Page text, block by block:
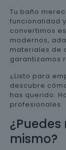
Tu baño
funcionalidad
convertimos
modernos,
materiales de
garantizamos
¿Listo para
descubre
has querido.
profesionales.
mismo?